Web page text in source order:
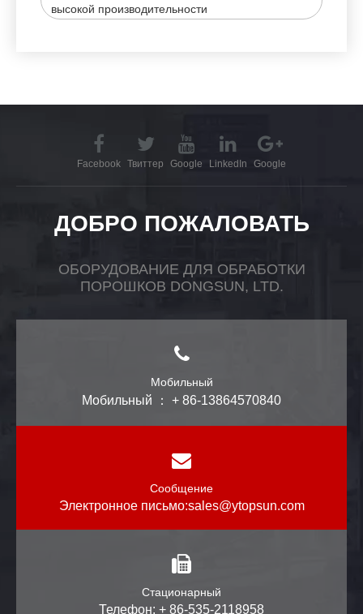
высокой производительности
Facebook Твиттер Google LinkedIn Google
ДОБРО ПОЖАЛОВАТЬ
ОБОРУДОВАНИЕ ДЛЯ ОБРАБОТКИ
ПОРОШКОВ DONGSUN, LTD.
Мобильный
Мобильный ： + 86-13864570840
Сообщение
Электронное письмо:sales@ytopsun.com
Стационарный
Телефон: + 86-535-2118958